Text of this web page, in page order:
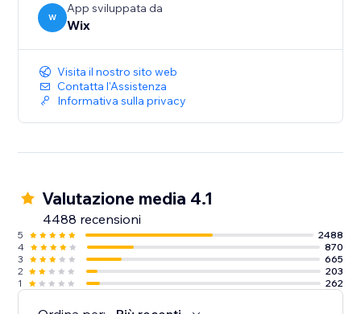
- Connettiti con i clienti: invia email automatiche per i
W
App sviluppata da
Wix
Visita il nostro sito web
Contatta l'Assistenza
Informativa sulla privacy
Valutazione media 4.1
4488 recensioni
5
2488
4
870
3
665
2
203
1
262